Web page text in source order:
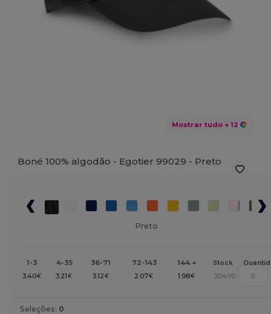
Mostrar tudo + 12
Boné 100% algodão - Egotier 99029 - Preto
Preto
1-3 4-35 36-71 72-143 144 + Stock
3.40€ 3.21 € 3.12€ 2.07€ 1.98€ 30490
Seleções: 0